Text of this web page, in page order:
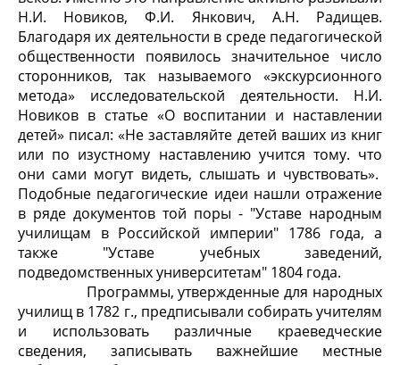
Н.И. Новиков, Ф.И. Янкович, А.Н. Радищев.
Благодаря их деятельности в среде педагогической
общественности появилось значительное число
сторонников, так называемого «экскурсионного
метода» исследовательской деятельности. Н.И.
Новиков в статье «О воспитании и наставлении
детей» писал: «Не заставляйте детей ваших из книг
или по изустному наставлению учится тому. что
они сами могут видеть, слышать и чувствовать».
Подобные педагогические идеи нашли отражение
в ряде документов той поры - "Уставе народным
училищам в Российской империи" 1786 года, а
также "Уставе учебных заведений,
подведомственных университетам" 1804 года.
Программы, утвержденные для народных
училищ в 1782 г., предписывали собирать учителям
и использовать различные краеведческие
сведения, записывать важнейшие местные